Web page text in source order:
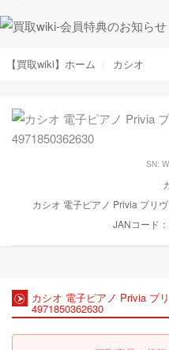
【買取wiki】ホーム カシオ
SN:
カシオ 電子ピアノ Privia プリ
JANコード
カシオ 電子ピアノ Privia プ
4971850362630